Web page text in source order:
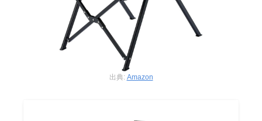
出典: Amazon